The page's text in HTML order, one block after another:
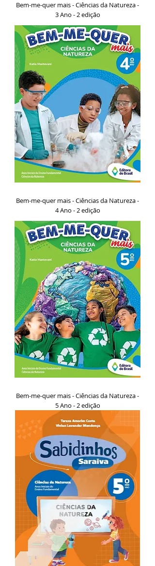
Bem-me-quer mais - Ciências da Natureza -
3 Ano - 2 edição
Bem-me-quer mais - Ciências da Natureza -
4 Ano - 2 edição
Bem-me-quer mais - Ciências da Natureza -
5 Ano - 2 edição